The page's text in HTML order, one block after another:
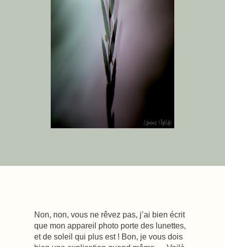
Non, non, vous ne rêvez pas, j’ai bien écrit
que mon appareil photo porte des lunettes,
et de soleil qui plus est ! Bon, je vous dois